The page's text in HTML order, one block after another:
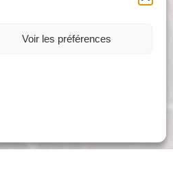
Voir les préférences